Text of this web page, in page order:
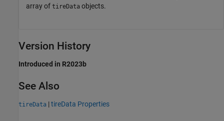
array of tireData objects.
Version History
Introduced in R2023b
See Also
tireData |tireData Properties